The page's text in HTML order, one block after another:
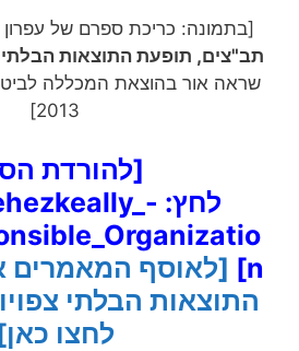
[בתמונה: כריכת ספרם של עפרון
תב"צים, תופעת התוצאות הבלתי
שראה אור בהוצאת המכללה
2013]
[להורדת
לחץ:
n
] [לאוסף המאמרים
התוצאות הבלתי
לחצו